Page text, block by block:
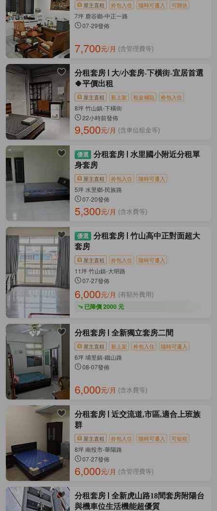
屋主直租 拎包入住 隨時可遷入 可開伙
7坪 鹿谷鄉-中正一路
07-29發佈
7,700元/月 (含管理費等)
分租套房
大/小套房-下橫街-宜居首選
🍀平價出租
屋主直租 新上架 租金補貼 拎包入住
8坪 竹山鎮-下橫街
22小時前發佈
9,500元/月 (含車位租金等)
分租套房
水里國小附近分租單
身套房
屋主直租 拎包入住 隨時可遷入
5坪 水里鄉-民族路
07-20發佈
5,300元/月 (含水費等)
分租套房
竹山高中正對面超大
套房
屋主直租 拎包入住 隨時可遷入
11坪 竹山鎮-大明路
07-27發佈
6,000元/月 (有額外費用)
已降價 2000 元
分租套房 全新獨立套房二間
屋主直租 新上架 拎包入住 隨時可遷入
6坪 埔里鎮-鐵山路
08-07發佈
6,000元/月 (含水費等)
分租套房
近交流道,市區,適合上班族
群
屋主直租 拎包入住 隨時可遷入 可短租
8坪 南投市-華陽路
07-27發佈
6,000元/月 (含管理費等)
分租套房
全新虎山路18間套房附陽台
與機車位生活機能超優質